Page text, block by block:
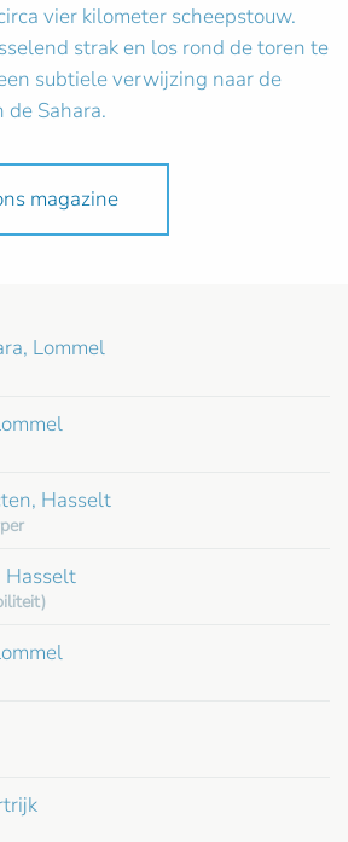
vier kilometer scheepstouw.
strak en los rond de toren te
subtiele verwijzing naar de
Sahara.
magazine
Lommel
Hasselt
Hasselt